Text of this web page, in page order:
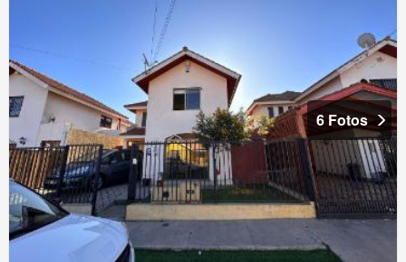
6 Fotos